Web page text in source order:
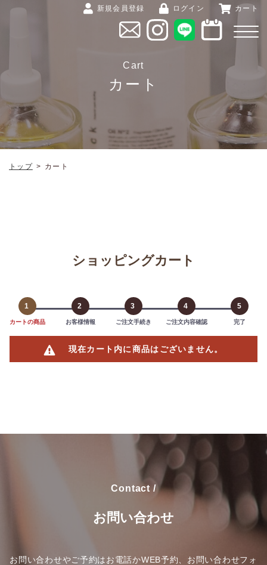
新規会員登録 ログイン カート
Cart
カート
トップ > カート
ショッピングカート
1
カートの商品
2
お客様情報
3
ご注文手続き
4
ご注文内容確認
5
完了
現在カート内に商品はございません。
Contact /
お問い合わせ
お問い合わせやご予約はお電話かWEB予約、お問い合わせフォ